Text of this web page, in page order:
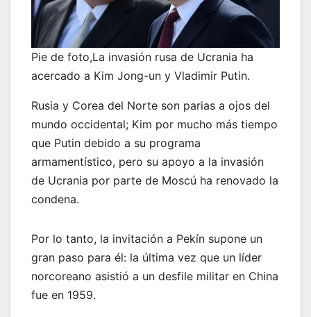
Pie de foto,La invasión rusa de Ucrania ha
acercado a Kim Jong-un y Vladimir Putin.
Rusia y Corea del Norte son parias a ojos del
mundo occidental; Kim por mucho más tiempo
que Putin debido a su programa
armamentístico, pero su apoyo a la invasión
de Ucrania por parte de Moscú ha renovado la
condena.
Por lo tanto, la invitación a Pekín supone un
gran paso para él: la última vez que un líder
norcoreano asistió a un desfile militar en China
fue en 1959.